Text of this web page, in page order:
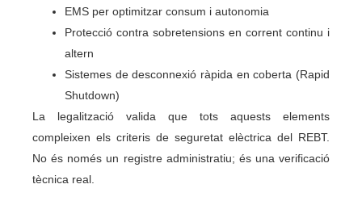
EMS per optimitzar consum i autonomia
Protecció contra sobretensions en corrent continu i
altern
Sistemes de desconnexió ràpida en coberta (Rapid
Shutdown)
La legalització valida que tots aquests elements
compleixen els criteris de seguretat elèctrica del REBT.
No és només un registre administratiu; és una verificació
tècnica real.